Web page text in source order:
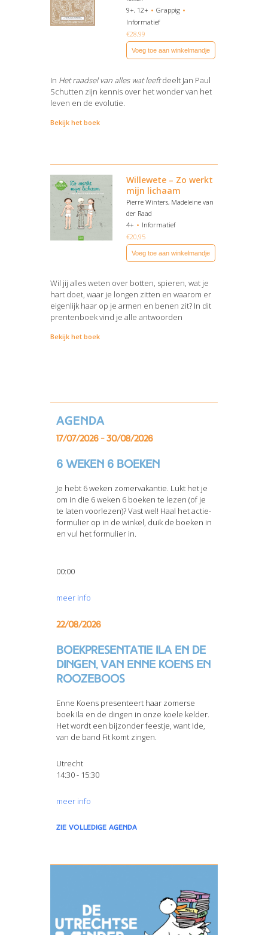
9+, 12+
Grappig
Informatief
€28,99
Voeg toe aan winkelmandje
In Het raadsel van alles wat leeftdeelt Jan Paul
Schutten zijn kennis over het wonder van het
leven en de evolutie.
Bekijk het boek
Willewete – Zo werkt
mijn lichaam
Pierre Winters, Madeleine van
der Raad
4+
Informatief
€20,95
Voeg toe aan winkelmandje
Wil jij alles weten over botten, spieren, wat je
hart doet, waar je longen zitten en waarom er
eigenlijk haar op je armen en benen zit? In dit
prentenboek vind je alle antwoorden
Bekijk het boek
Agenda
17/07/2026 - 30/08/2026
6 weken 6 boeken
Je hebt 6 weken zomervakantie. Lukt het je
om in die 6 weken 6 boeken te lezen (of je
te laten voorlezen)? Vast wel! Haal het actie-
formulier op in de winkel, duik de boeken in
en vul het formulier in.
00:00
meer info
22/08/2026
Boekpresentatie Ila en de
dingen, van Enne Koens en
Roozeboos
Enne Koens presenteert haar zomerse
boek Ila en de dingen in onze koele kelder.
Het wordt een bijzonder feestje, want Ide,
van de band Fit komt zingen.
Utrecht
14:30 - 15:30
meer info
zie volledige agenda